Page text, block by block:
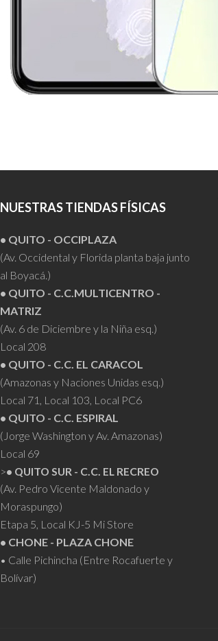
NUESTRAS TIENDAS FÍSICAS
• QUITO - OCCIPLAZA
(Av. Occidental y Florida planta baja junto
al Boyacá.)
• QUITO - C.C.MULTICENTRO -
MATRIZ
(Av. 6 de Diciembre y la Niña esq.)
Local 208
• QUITO - C.C. EL CARACOL
(Amazonas y Naciones Unidas esq.)
Local 71, Local 103, Local PC6
• QUITO - C.C. ESPIRAL
(Jorge Washington y Av. Amazonas)
Local 69
>• QUITO SUR - C.C. EL RECREO
(Av. Pedro Vicente Maldonado y
Moraspungo)
Etapa 5, Local KJ-5 Mi Store
• CHONE - PLAZA CHONE
• Calle Pichincha (Entre Rocafuerte y
Bolívar)